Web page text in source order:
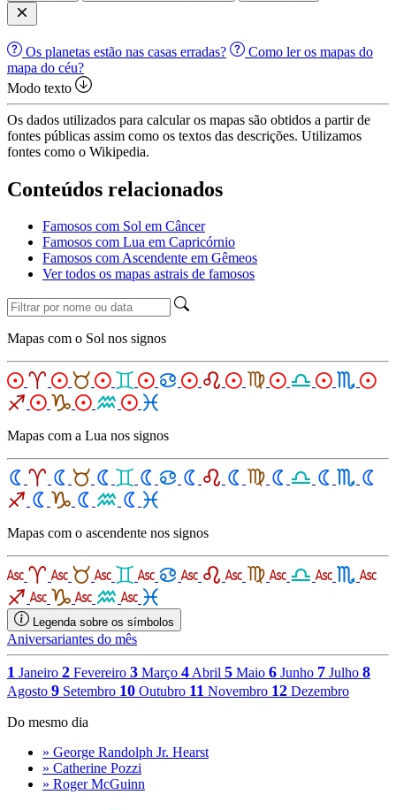
Os planetas estão nas casas erradas?
Como ler os mapas do
mapa do céu?
Modo texto
Os dados utilizados para calcular os mapas são obtidos a partir de
fontes públicas assim como os textos das descrições. Utilizamos
fontes como o Wikipedia.
Conteúdos relacionados
Famosos com Sol em Câncer
Famosos com Lua em Capricórnio
Famosos com Ascendente em Gêmeos
Ver todos os mapas astrais de famosos
Mapas com o Sol nos signos
Mapas com a Lua nos signos
Mapas com o ascendente nos signos
Legenda sobre os símbolos
Aniversariantes do mês
1 Janeiro 2 Fevereiro 3 Março 4Abril 5 Maio 6 Junho 7 Julho 8
Agosto 9 Setembro 10 Outubro 11 Novembro 12 Dezembro
Do mesmo dia
» George Randolph Jr. Hearst
» Catherine Pozzi
» Roger McGuinn